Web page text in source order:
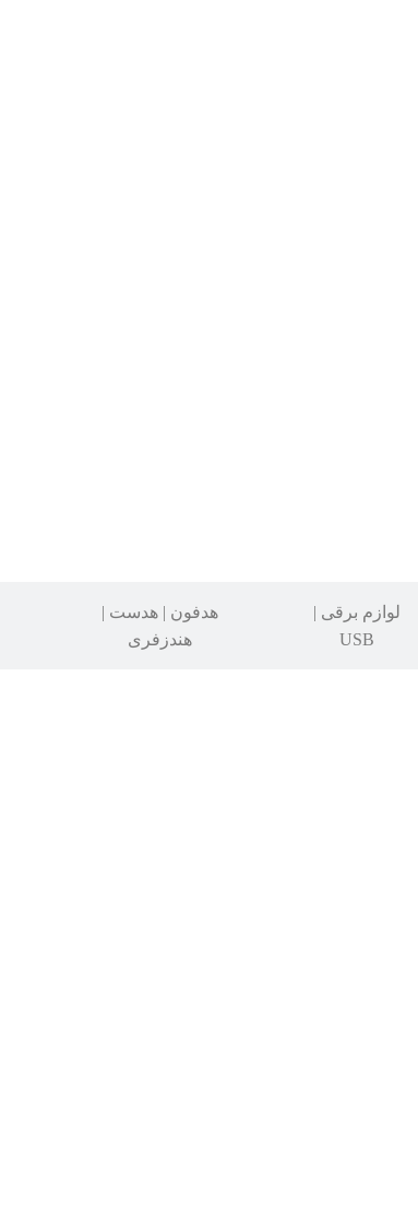
لوازم برقی |
USB
هدفون | هدست |
هندزفری